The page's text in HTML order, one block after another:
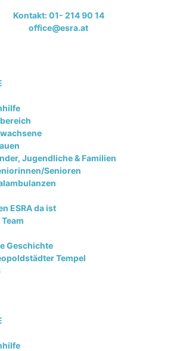
Kontakt: 01- 214 90 14
office@esra.at
Jugendliche & Familien
Senioren
ESRA da ist
Geschichte
Tempel